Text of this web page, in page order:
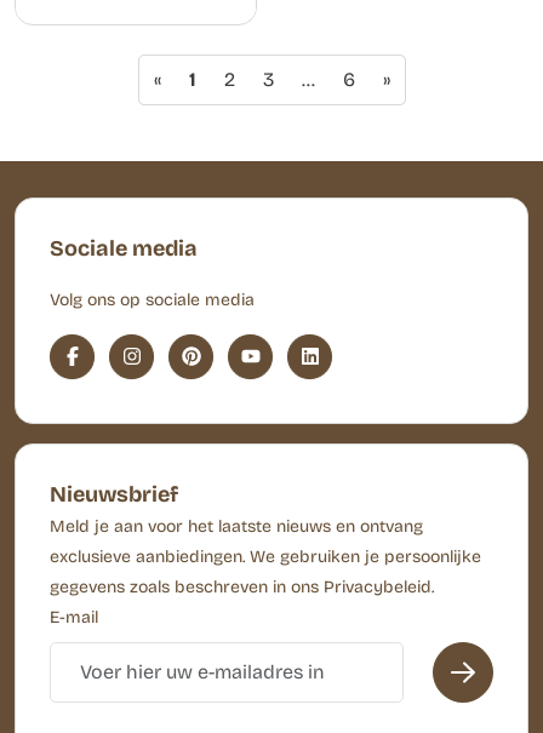
« 1 2 3 … 6 »
Sociale media
Volg ons op sociale media
Nieuwsbrief
Meld je aan voor het laatste nieuws en ontvang
exclusieve aanbiedingen. We gebruiken je persoonlijke
gegevens zoals beschreven in ons Privacybeleid.
E-mail